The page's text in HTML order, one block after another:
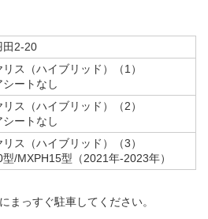
田2-20
ス（ハイブリッド）（1）
シートなし
ス（ハイブリッド）（2）
シートなし
ス（ハイブリッド）（3）
型/MXPH15型（2021年-2023年）
まっすぐ駐車してください。